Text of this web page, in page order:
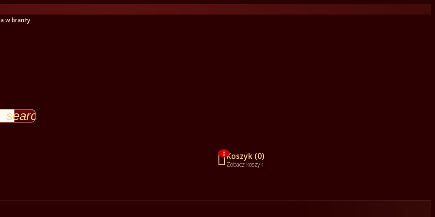
w branży
search

0Koszyk (0)
Zobacz koszyk